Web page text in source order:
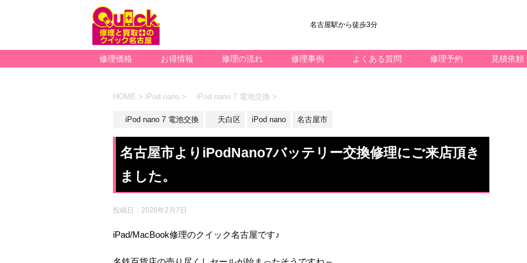
名古屋駅から徒歩3分
修理価格 お得情報 修理の流れ 修理事例 よくある質問 修理予約 見積依頼
HOME > iPod nano > iPod nano 7 電池交換 >
iPod nano 7 電池交換 天白区 iPod nano 名古屋市
名古屋市よりiPodNano7バッテリー交換修理にご来店頂き
ました。
投稿日： 2026年2月7日
iPad/MacBook修理のクイック名古屋です♪